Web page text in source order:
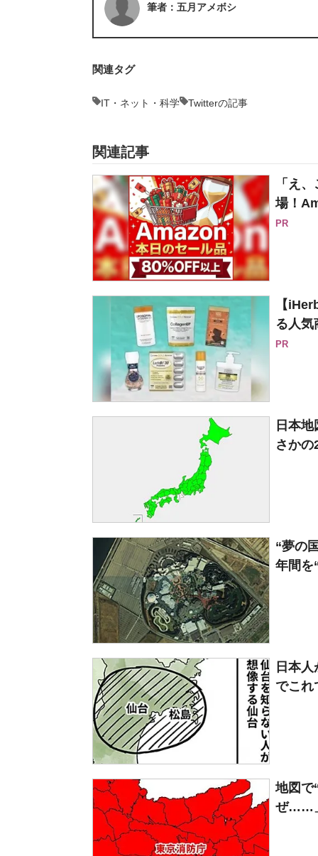
筆者：五月アメボシ
関連タグ
IT・ネット・科学 Twitterの記事
関連記事
「え
場！
PR
【
る人気
PR
日本
さか
“夢の
年間を
日本
でこ
地図で
ぜ……